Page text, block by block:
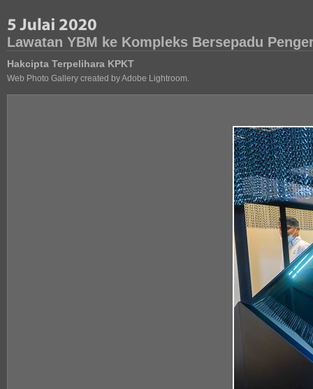
Lawatan YBM ke Kompleks Bersepadu
Hakcipta Terpelihara KPKT
Web Photo Gallery created by Adobe Lightroom.